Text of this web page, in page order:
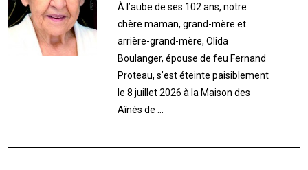
À l’aube de ses 102 ans, notre
chère maman, grand-mère et
arrière-grand-mère, Olida
Boulanger, épouse de feu Fernand
Proteau, s’est éteinte paisiblement
le 8 juillet 2026 à la Maison des
Aînés de ...